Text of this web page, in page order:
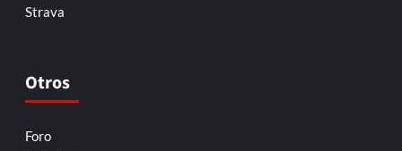
Strava
Otros
Foro